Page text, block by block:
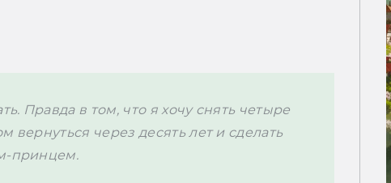
Правда в том, что я хочу снять четыре
через десять лет и сделать